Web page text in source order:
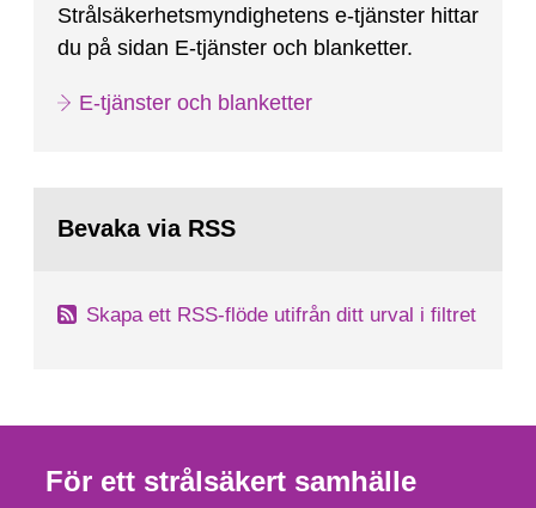
Strålsäkerhetsmyndighetens e-tjänster hittar
du på sidan E-tjänster och blanketter.
E-tjänster och blanketter
Bevaka via RSS
Skapa ett RSS-flöde utifrån ditt urval i filtret
För ett strålsäkert samhälle